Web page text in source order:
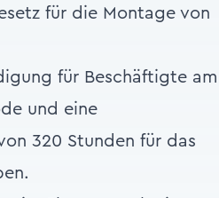
für die Montage von
für Beschäftigte am
und eine
320 Stunden für das